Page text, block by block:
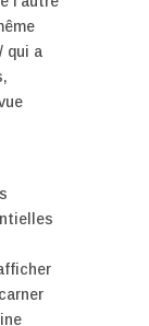
qui a